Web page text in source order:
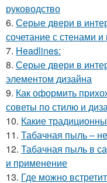
руководство
6. Серые двери в
сочетание с стенами
7. Headlines:
8. Серые двери в
элементом дизайна
9. Как оформить
советы по стилю и
10. Какие
11. Табачная пыль –
12. Табачная пыль в
и применение
13. Где можно